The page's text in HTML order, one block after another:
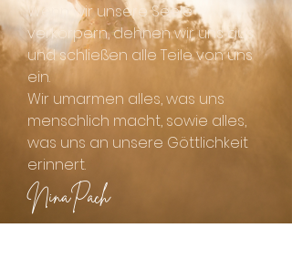
Wenn wir unsere Seele
verkörpern, dehnen wir uns aus
und schließen alle Teile von uns
ein.
Wir umarmen alles, was uns
menschlich macht, sowie alles,
was uns an unsere Göttlichkeit
erinnert.
NinaPach